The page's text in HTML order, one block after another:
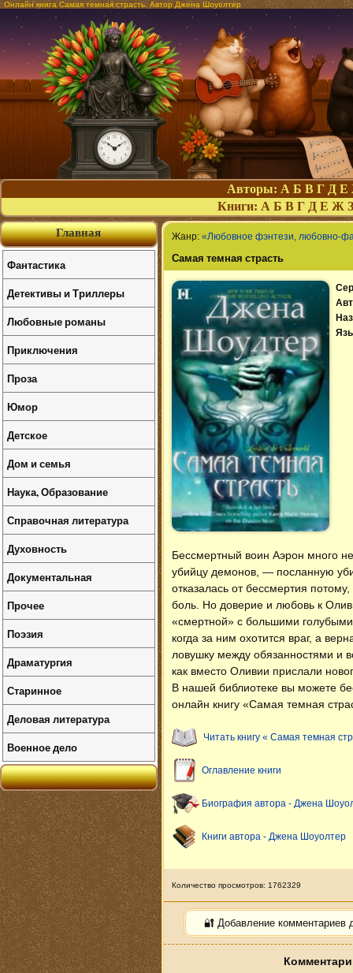
Онлайн книга Самая темная страсть. Автор Джена Шоуолтер
Авторы: А Б В Г Д Е
Книги: А Б В Г Д Е Ж З
Жанр: «Любовное фэнтези, любовно-
Самая темная страсть
Бессмертный воин Аэрон много
убийцу демонов, — посланную
отказалась от бессмертия
боль. Но доверие и любовь к
«смертной» с большими
когда за ним охотится враг, а
ловушку между обязанностями и
как вместо Оливии прислали
В нашей библиотеке вы можете
онлайн книгу «Самая темная
Читать книгу « Самая темная
Оглавление книги
Биография автора - Джена
Книги автора - Джена Шоуолтер
Количество просмотров: 1762329
🔐 Добавление комментариев
Главная
Фантастика
Детективы и Триллеры
Любовные романы
Приключения
Проза
Юмор
Детское
Дом и семья
Наука, Образование
Справочная литература
Духовность
Документальная
Прочее
Поэзия
Драматургия
Старинное
Деловая литература
Военное дело